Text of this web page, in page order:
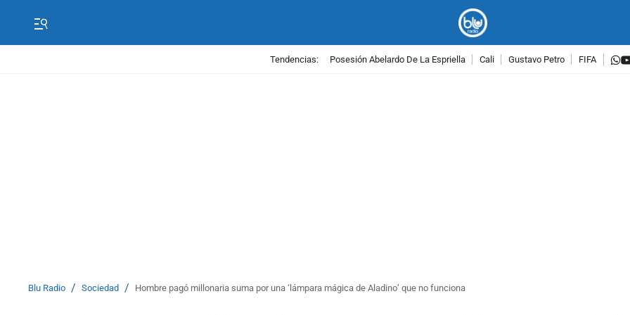
Tendencias: Posesión Abelardo De La Espriella Cali Gustavo Petro FIFA
Blu Radio / Sociedad / Hombre pagó millonaria suma por una ‘lámpara mágica de Aladino’ que no funciona